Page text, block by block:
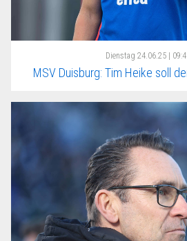
Dienstag 24.06.25 |
MSV Duisburg: Tim Heike soll